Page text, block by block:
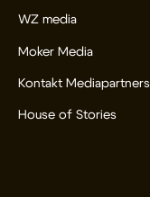
WZ media
Moker Media
Kontakt Mediapartners
House of Stories